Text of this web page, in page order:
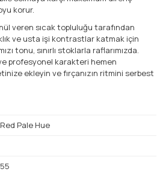
korur.
veren sıcak topluluğu tarafından
ve usta işi kontrastlar katmak için
tonu, sınırlı stoklarla raflarımızda.
profesyonel karakteri hemen
ekleyin ve fırçanızın ritmini serbest
Pale Hue